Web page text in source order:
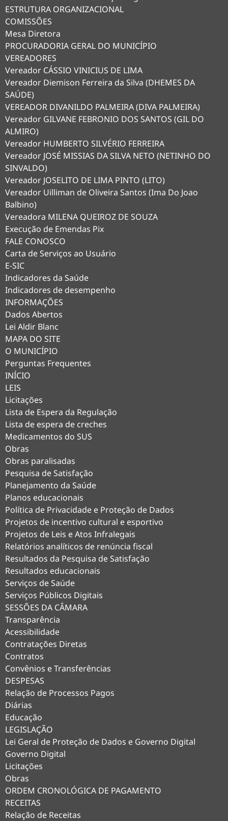
ESTRUTURA ORGANIZACIONAL
COMISSÕES
Mesa Diretora
PROCURADORIA GERAL DO MUNICÍPIO
VEREADORES
Vereador CÁSSIO VINICIUS DE LIMA
Vereador Diemison Ferreira da Silva (DHEMES DA
SAÚDE)
VEREADOR DIVANILDO PALMEIRA (DIVA PALMEIRA)
Vereador GILVANE FEBRONIO DOS SANTOS (GIL DO
ALMIRO)
Vereador HUMBERTO SILVÉRIO FERREIRA
Vereador JOSÉ MISSIAS DA SILVA NETO (NETINHO DO
SINVALDO)
Vereador JOSELITO DE LIMA PINTO (LITO)
Vereador Uilliman de Oliveira Santos (Ima Do Joao
Balbino)
Vereadora MILENA QUEIROZ DE SOUZA
Execução de Emendas Pix
FALE CONOSCO
Carta de Serviços ao Usuário
E-SIC
Indicadores da Saúde
Indicadores de desempenho
INFORMAÇÕES
Dados Abertos
Lei Aldir Blanc
MAPA DO SITE
O MUNICÍPIO
Perguntas Frequentes
INÍCIO
LEIS
Licitações
Lista de Espera da Regulação
Lista de espera de creches
Medicamentos do SUS
Obras
Obras paralisadas
Pesquisa de Satisfação
Planejamento da Saúde
Planos educacionais
Política de Privacidade e Proteção de Dados
Projetos de incentivo cultural e esportivo
Projetos de Leis e Atos Infralegais
Relatórios analíticos de renúncia fiscal
Resultados da Pesquisa de Satisfação
Resultados educacionais
Serviços de Saúde
Serviços Públicos Digitais
SESSÕES DA CÂMARA
Transparência
Acessibilidade
Contratações Diretas
Contratos
Convênios e Transferências
DESPESAS
Relação de Processos Pagos
Diárias
Educação
LEGISLAÇÃO
Lei Geral de Proteção de Dados e Governo Digital
Governo Digital
Licitações
Obras
ORDEM CRONOLÓGICA DE PAGAMENTO
RECEITAS
Relação de Receitas